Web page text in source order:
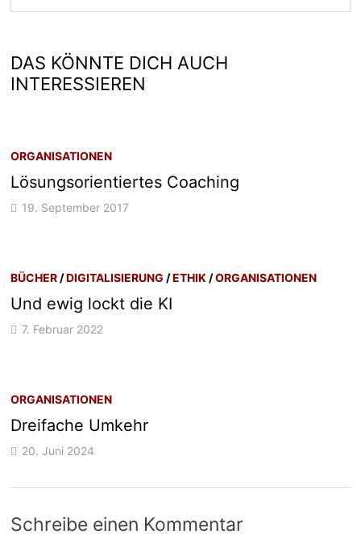
DAS KÖNNTE DICH AUCH
INTERESSIEREN
ORGANISATIONEN
Lösungsorientiertes Coaching
19. September 2017
BÜCHER /DIGITALISIERUNG /ETHIK /ORGANISATIONEN
Und ewig lockt die KI
7. Februar 2022
ORGANISATIONEN
Dreifache Umkehr
20. Juni 2024
Schreibe einen Kommentar